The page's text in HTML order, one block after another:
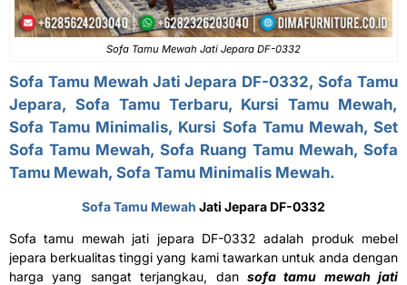
Sofa Tamu Mewah Jati Jepara DF-0332
Sofa Tamu Mewah Jati Jepara DF-0332, Sofa Tamu
Jepara, Sofa Tamu Terbaru, Kursi Tamu Mewah,
Sofa Tamu Minimalis, Kursi Sofa Tamu Mewah, Set
Sofa Tamu Mewah, Sofa Ruang Tamu Mewah, Sofa
Tamu Mewah, Sofa Tamu Minimalis Mewah.
Sofa Tamu Mewah Jati Jepara DF-0332
Sofa tamu mewah jati jepara DF-0332 adalah produk mebel
jepara berkualitas tinggi yang kami tawarkan untuk anda dengan
harga yang sangat terjangkau, dan sofa tamu mewah jati